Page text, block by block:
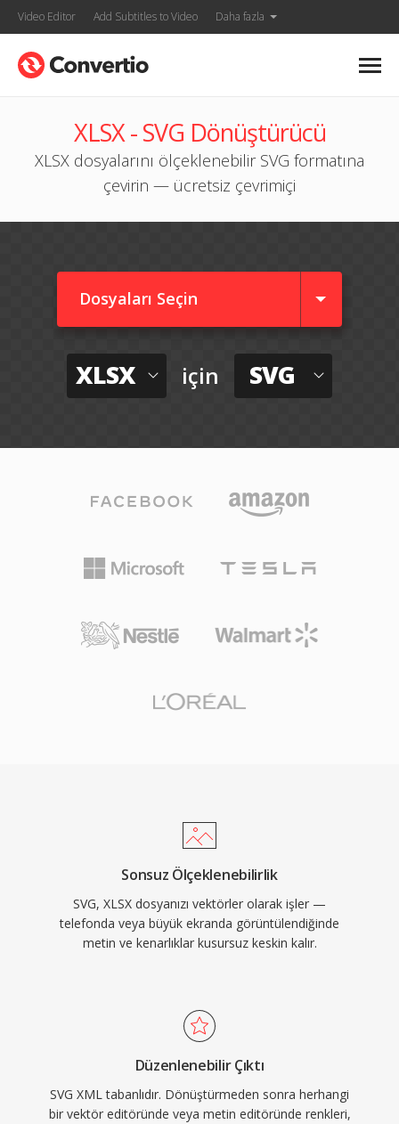
Video Editor Add Subtitles to Video Daha fazla
XLSX - SVG Dönüştürücü
XLSX dosyalarını ölçeklenebilir SVG formatına
çevirin — ücretsiz çevrimiçi
Dosyaları Seçin
XLSX için SVG
Sonsuz Ölçeklenebilirlik
SVG, XLSX dosyanızı vektörler olarak işler —
telefonda veya büyük ekranda görüntülendiğinde
metin ve kenarlıklar kusursuz keskin kalır.
Düzenlenebilir Çıktı
SVG XML tabanlıdır. Dönüştürmeden sonra herhangi
bir vektör editöründe veya metin editöründe renkleri,